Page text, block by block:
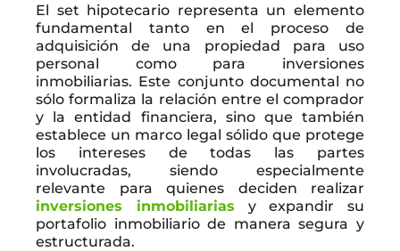
El set hipotecario representa un elemento
fundamental tanto en el proceso de
adquisición de una propiedad para uso
personal como para inversiones
inmobiliarias. Este conjunto documental no
sólo formaliza la relación entre el comprador
y la entidad financiera, sino que también
establece un marco legal sólido que protege
los intereses de todas las partes
involucradas, siendo especialmente
relevante para quienes deciden realizar
inversiones inmobiliarias y expandir su
portafolio inmobiliario de manera segura y
estructurada.